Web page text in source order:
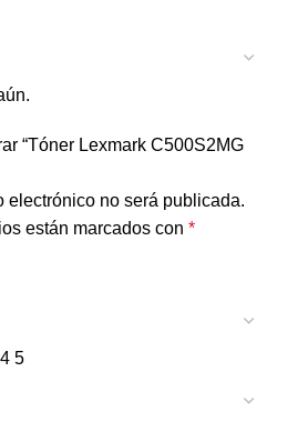
“Tóner Lexmark C500S2MG
electrónico no será publicada.
están marcados con *
4 5